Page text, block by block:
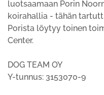
luotsaamaan Porin
koirahallia - tähän
Porista löytyy toinen
Center.
DOG TEAM OY
Y-tunnus: 3153070-9